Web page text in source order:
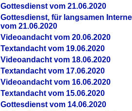
Gottesdienst vom 21.06.2020
Gottesdienst, für langsamen
vom 21.06.2020
Videoandacht vom 20.06.2020
Textandacht vom 19.06.2020
Videoandacht vom 18.06.2020
Textandacht vom 17.06.2020
Videoandacht vom 16.06.2020
Textandacht vom 15.06.2020
Gottesdienst vom 14.06.2020